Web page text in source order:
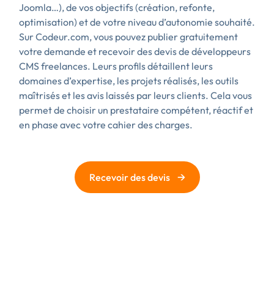
Joomla…), de vos objectifs (création, refonte,
optimisation) et de votre niveau d’autonomie souhaité.
Sur Codeur.com, vous pouvez publier gratuitement
votre demande et recevoir des devis de développeurs
CMS freelances. Leurs profils détaillent leurs
domaines d’expertise, les projets réalisés, les outils
maîtrisés et les avis laissés par leurs clients. Cela vous
permet de choisir un prestataire compétent, réactif et
en phase avec votre cahier des charges.
Recevoir des devis →